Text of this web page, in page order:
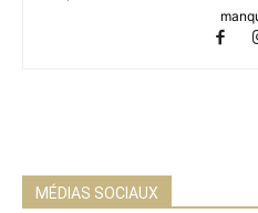
MÉDIAS SOCIAUX